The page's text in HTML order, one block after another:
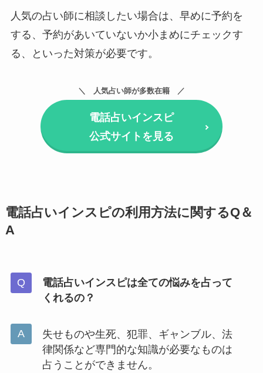
人気の占い師に相談したい場合は、早めに予約を
する、予約があいていないか小まめにチェックす
る、といった対策が必要です。
人気占い師が多数在籍
電話占いインスピ
公式サイトを見る
電話占いインスピの利用方法に関するQ＆
A
電話占いインスピは全ての悩みを占って
くれるの？
失せものや生死、犯罪、ギャンブル、法
律関係など専門的な知識が必要なものは
占うことができません。